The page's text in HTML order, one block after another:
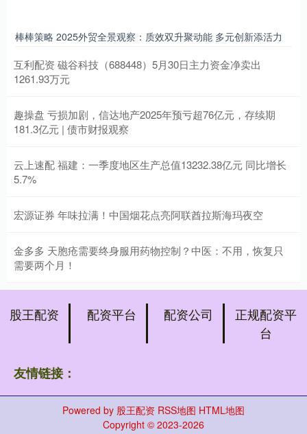
棒棒策略 2025外贸全景观察：质效双升聚动能 多元创新添活力
互利配资 磁谷科技（688448）5月30日主力资金净卖出
1261.93万元
趣操盘 亏损加剧，信达地产2025年预亏超76亿元，存续期
181.3亿元 | 债市财报观察
云上速配 福建：一季度地区生产总值13232.38亿元 同比增长
5.7%
宏源证券 年味拉满！中国烟花点亮阿联酋拉斯海玛夜空
金多多 天胞疮需要终身服用药物控制？中医：不用，恢复只
需要两个月！
股王配资 配资平台 配资公司
正规配资平
台
友情链接：
Powered by 股王配资 RSS地图 HTML地图
Copyright © 2023-2026